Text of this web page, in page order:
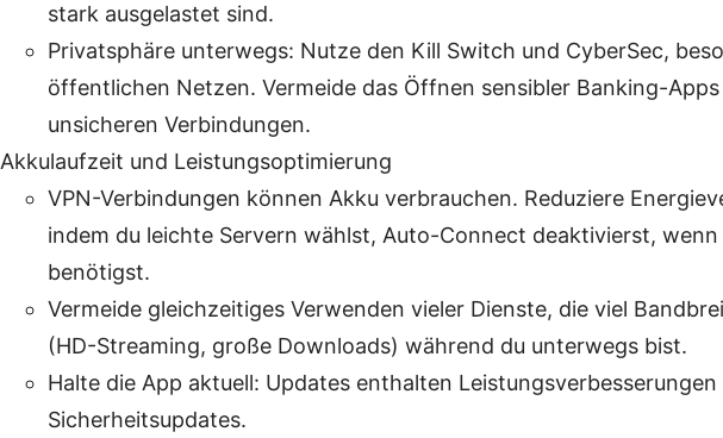
stark ausgelastet sind.
Privatsphäre unterwegs: Nutze den Kill Switch und CyberSec,
öffentlichen Netzen. Vermeide das Öffnen sensibler Banking-Apps
unsicheren Verbindungen.
Akkulaufzeit und Leistungsoptimierung
VPN-Verbindungen können Akku verbrauchen. Reduziere
indem du leichte Servern wählst, Auto-Connect deaktivierst, wenn
benötigst.
Vermeide gleichzeitiges Verwenden vieler Dienste, die viel
(HD-Streaming, große Downloads) während du unterwegs bist.
Halte die App aktuell: Updates enthalten Leistungsverbesserungen
Sicherheitsupdates.